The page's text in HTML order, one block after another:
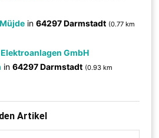
in64297 Darmstadt (0.77 km
GmbH
in64297 Darmstadt (0.93 km
Artikel